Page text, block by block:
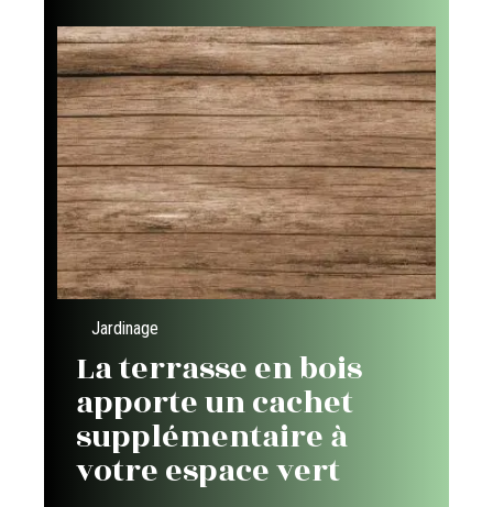
Jardinage
La terrasse en bois
apporte un cachet
supplémentaire à
votre espace vert